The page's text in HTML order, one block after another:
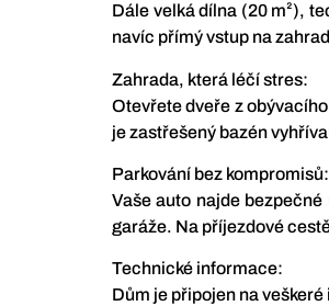
Dále velká dílna (20 m²),
navíc přímý vstup na
Zahrada, která léčí stres:
Otevřete dveře z
je zastřešený bazén
Parkování bez kompromisů:
Vaše auto najde
garáže. Na příjezdové
Technické informace:
Dům je připojen na